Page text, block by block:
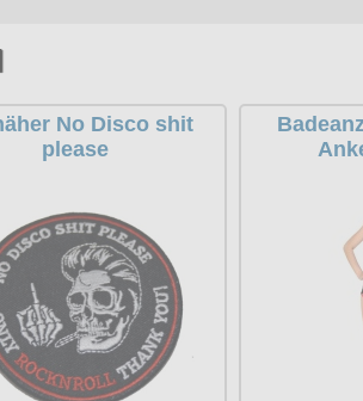
No Disco shit
please